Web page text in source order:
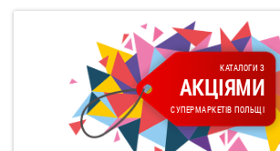
КАТАЛОГИ З
АКЦІЯМИ
СУПЕРМАРКЕТІВ ПОЛЬЩІ